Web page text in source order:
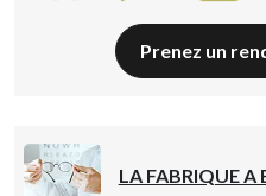
Prenez un
LA FABRIQUE A